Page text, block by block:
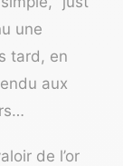
une
tard, en
aux
de l’or